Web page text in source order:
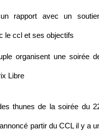
rapport avec un
le ccl et ses objectifs
organisent une soirée
Libre
thunes de la soirée du
partir du CCL il y a